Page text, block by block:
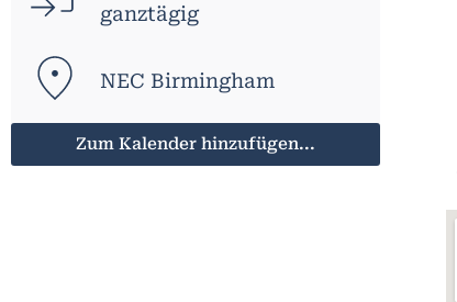
ganztägig
NEC Birmingham
Zum Kalender hinzufügen...